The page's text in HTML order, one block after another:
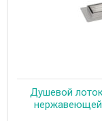
Душевой
нержавеющей